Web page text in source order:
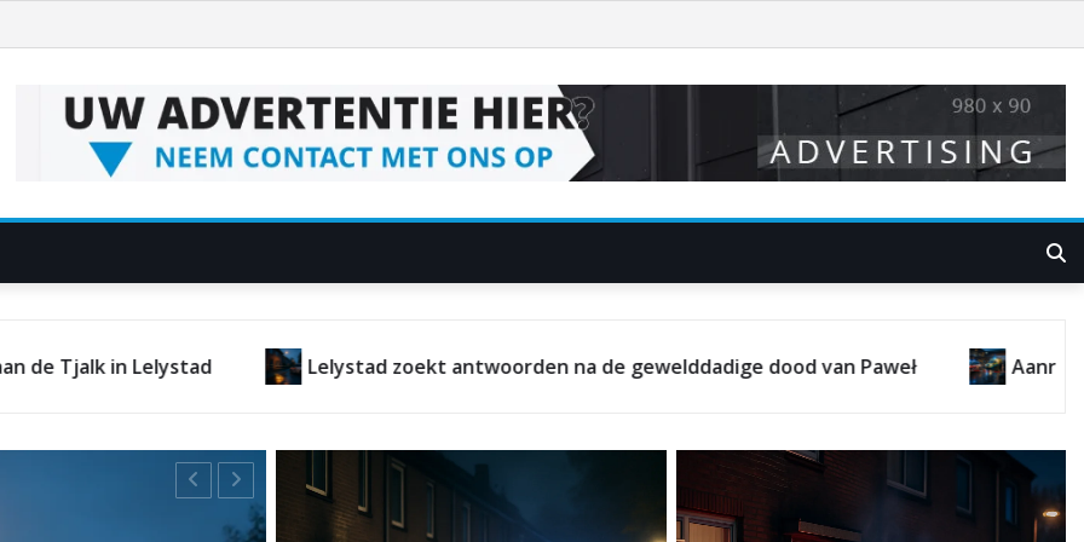
dood van Paweł Aanrijding op Stationsplein Lelystad: politie zoekt getuigen en focus op